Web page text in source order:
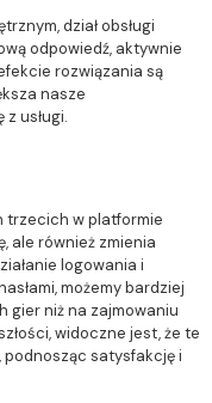
dział obsługi
odpowiedź, aktywnie
rozwiązania są
nasze
usługi.
trzecich w platformie
ale również zmienia
logowania i
możemy bardziej
gier niż na zajmowaniu
widoczne jest, że te
satysfakcję i